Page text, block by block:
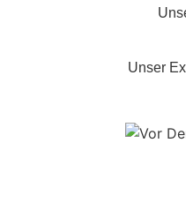
Unser